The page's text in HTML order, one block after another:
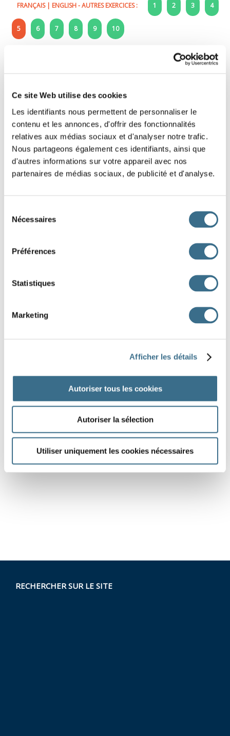
Ce site Web utilise des cookies
Les identifiants nous permettent de personnaliser le
contenu et les annonces, d'offrir des fonctionnalités
relatives aux médias sociaux et d'analyser notre trafic.
Nous partageons également ces identifiants, ainsi que
d'autres informations sur votre appareil avec nos
partenaires de médias sociaux, de publicité et d'analyse.
Nécessaires
Préférences
Statistiques
Marketing
Afficher les détails
Autoriser tous les cookies
Autoriser la sélection
Utiliser uniquement les cookies nécessaires
FRANÇAIS| ENGLISH- AUTRES EXERCICES : 1 2 3 4
5 6 7 8 9 10
5 - Phrase négative à remettre dans l'ordre
négative dans le bon ordre.
Pour t'aider, fais attention aux mots qui ont une majuscule, ce sont
ceux qui commencent les phrases, regarde aussi où est le point,
c'est lui qui termine la phrase.
J'AI TERMINÉ
RECHERCHER SUR LE SITE